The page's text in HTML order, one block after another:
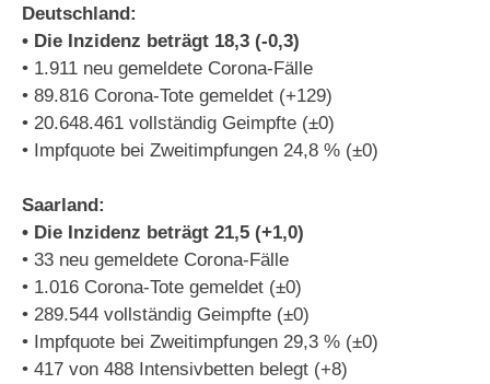
Deutschland:
• Die Inzidenz beträgt 18,3 (-0,3)
• 1.911 neu gemeldete Corona-Fälle
• 89.816 Corona-Tote gemeldet (+129)
• 20.648.461 vollständig Geimpfte (±0)
• Impfquote bei Zweitimpfungen 24,8 % (±0)
Saarland:
• Die Inzidenz beträgt 21,5 (+1,0)
• 33 neu gemeldete Corona-Fälle
• 1.016 Corona-Tote gemeldet (±0)
• 289.544 vollständig Geimpfte (±0)
• Impfquote bei Zweitimpfungen 29,3 % (±0)
• 417 von 488 Intensivbetten belegt (+8)